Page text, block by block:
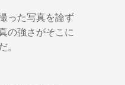
った写真を論ず
の強さがそこに